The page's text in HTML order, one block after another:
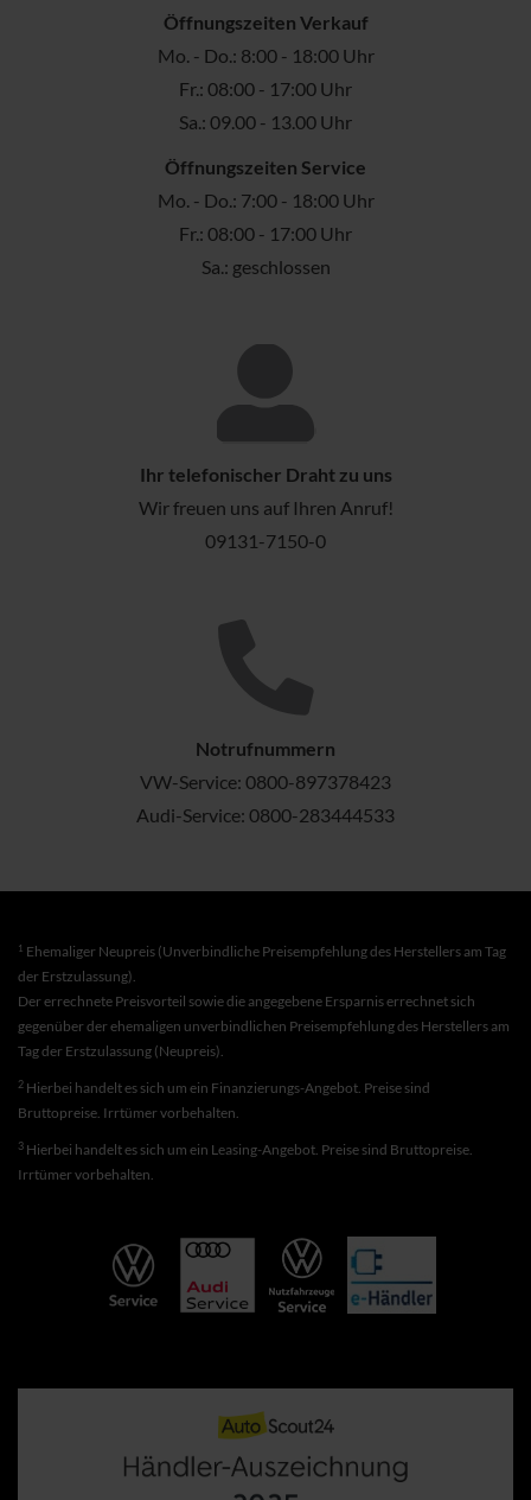
Öffnungszeiten Verkauf
Mo. - Do.: 8:00 - 18:00 Uhr
Fr.: 08:00 - 17:00 Uhr
Sa.: 09.00 - 13.00 Uhr
Öffnungszeiten Service
Mo. - Do.: 7:00 - 18:00 Uhr
Fr.: 08:00 - 17:00 Uhr
Sa.: geschlossen
Ihr telefonischer Draht zu uns
Wir freuen uns auf Ihren Anruf!
09131-7150-0
Notrufnummern
VW-Service: 0800-897378423
Audi-Service: 0800-283444533
1 Ehemaliger Neupreis (Unverbindliche Preisempfehlung des Herstellers am Tag
der Erstzulassung).
Der errechnete Preisvorteil sowie die angegebene Ersparnis errechnet sich
gegenüber der ehemaligen unverbindlichen Preisempfehlung des Herstellers am
Tag der Erstzulassung (Neupreis).
2 Hierbei handelt es sich um ein Finanzierungs-Angebot. Preise sind
Bruttopreise. Irrtümer vorbehalten.
3 Hierbei handelt es sich um ein Leasing-Angebot. Preise sind Bruttopreise.
Irrtümer vorbehalten.